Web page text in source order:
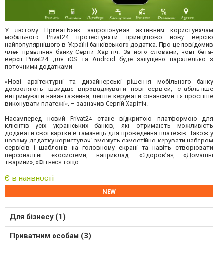
У лютому ПриватБанк запропонував активним користувачам
мобільного Privat24 протестувати принципово нову версію
найпопулярнішого в Україні банківського додатка. Про це повідомив
член правління банку Сергій Харітіч. За його словами, нові бета-
версії Privat24 для iOS та Android буде запущено паралельно з
поточними додатками.
«Нові архітектурні та дизайнерські рішення мобільного банку
дозволяють швидше впроваджувати нові сервіси, стабільніше
витримувати навантаження, легше керувати фінансами та простіше
виконувати платежі», – зазначив Сергій Харітіч.
Насамперед новий Privat24 стане відкритою платформою для
клієнтів усіх українських банків, які отримають можливість
додавати свої картки в гаманець для проведення платежів. Також у
новому додатку користувачі зможуть самостійно керувати набором
сервісів і шаблонів на головному екрані та навіть створювати
персональні екосистеми, наприклад, «Здоров’я», «Домашні
тварини», «Фітнес» тощо.
Є в наявності
NEW
Для бізнесу (1)
Приватним особам (3)